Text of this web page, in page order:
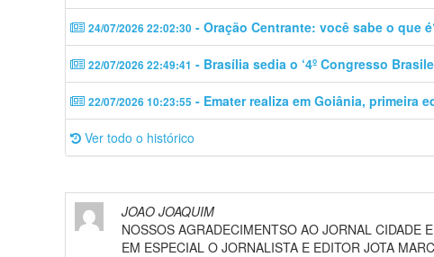
24/07/2026 22:02:30 - Oração Centrante: você sabe o que
22/07/2026 22:49:41 - Brasília sedia o ‘4º Congresso
22/07/2026 10:23:55 - Emater realiza em Goiânia, primeira
Ver todo o histórico
JOAO JOAQUIM
NOSSOS AGRADECIMENTSO AO JORNAL CIDADE
EM ESPECIAL O JORNALISTA E EDITOR JOTA